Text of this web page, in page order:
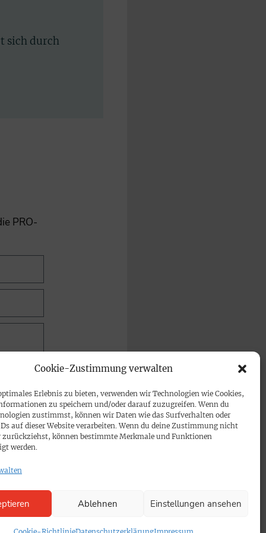
Cookie-Zustimmung verwalten
Erlebnis zu bieten, verwenden wir Technologien wie Cookies,
zu speichern und/oder darauf zuzugreifen. Wenn du
zustimmst, können wir Daten wie das Surfverhalten oder
auf dieser Website verarbeiten. Wenn du deine Zustimmung nicht
zurückziehst, können bestimmte Merkmale und Funktionen
werden.
Ablehnen Einstellungen ansehen
sich durch
PRO-